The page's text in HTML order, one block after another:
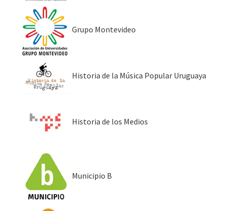
Grupo Montevideo
Historia de la Música Popular Uruguaya
Historia de los Medios
Municipio B